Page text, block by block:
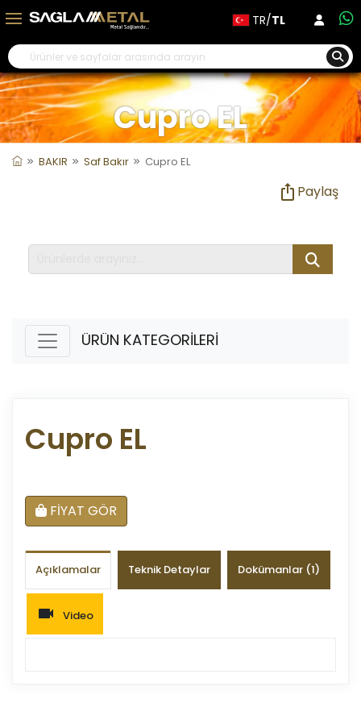
TR/TL
Cupro EL
BAKIR Saf Bakır Cupro EL
Paylaş
ÜRÜN KATEGORİLERİ
Cupro EL
FİYAT GÖR
Açıklamalar Teknik Detaylar Dokümanlar (1)
Video